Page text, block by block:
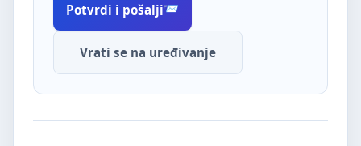
Potvrdi i pošalji
Vrati se na uređivanje